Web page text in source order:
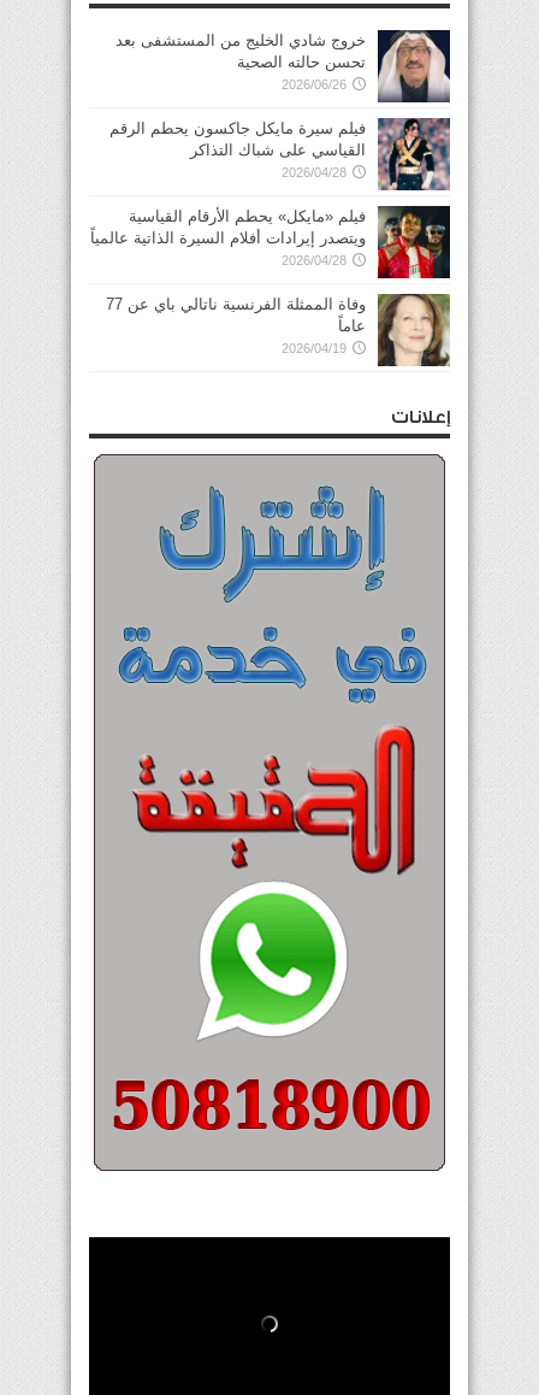
خروج شادي الخليج من المستشفى بعد
تحسن حالته الصحية
2026/06/26
فيلم سيرة مايكل جاكسون يحطم الرقم
القياسي على شباك التذاكر
2026/04/28
فيلم «مايكل» يحطم الأرقام القياسية
ويتصدر إيرادات أفلام السيرة الذاتية عالمياً
2026/04/28
وفاة الممثلة الفرنسية ناتالي باي عن 77
عاماً
2026/04/19
إعلانات